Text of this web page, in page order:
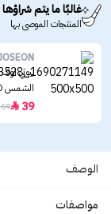
غالبًا ما يتم
المنتجات الموصى بها
بيوتي
الشمس ‏50+ (PA ++++) - 50 مل
39

69
الوصف
مواصفات